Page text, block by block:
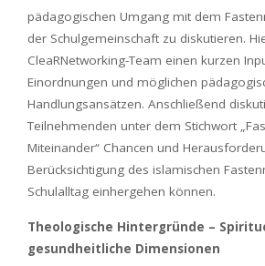
pädagogischen Umgang mit dem
der Schulgemeinschaft zu diskutieren.
CleaRNetworking-Team einen kurzen
Einordnungen und möglichen
Handlungsansätzen. Anschließend
Teilnehmenden unter dem Stichwort
Miteinander“ Chancen und
Berücksichtigung des islamischen
Schulalltag einhergehen können.
Theologische Hintergründe –
gesundheitliche Dimensionen